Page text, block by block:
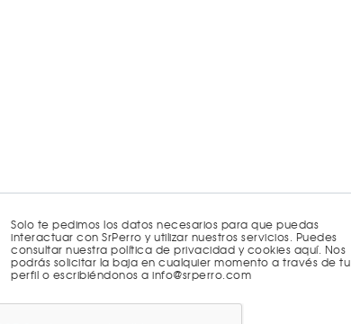
Solo te pedimos los datos necesarios para que puedas
interactuar con SrPerro y utilizar nuestros servicios. Puedes
consultar nuestra política de privacidad y cookies aquí. Nos
podrás solicitar la baja en cualquier momento a través de tu
perfil o escribiéndonos a info@srperro.com